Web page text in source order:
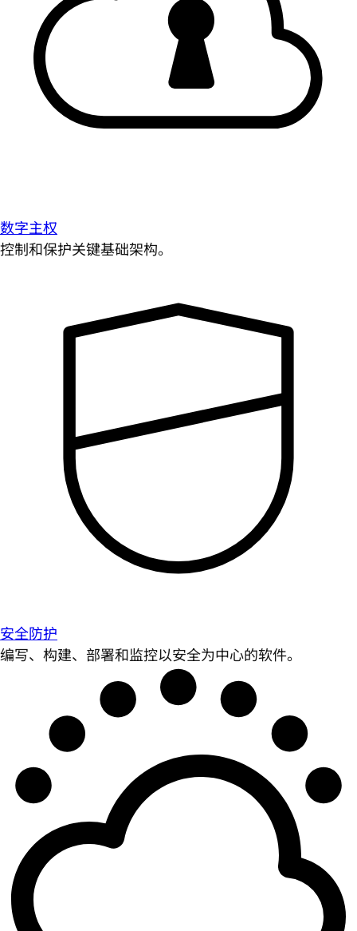
数字主权
控制和保护关键基础架构。
安全防护
编写、构建、部署和监控以安全为中心的软件。